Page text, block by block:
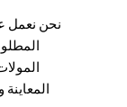
نحن نعمل